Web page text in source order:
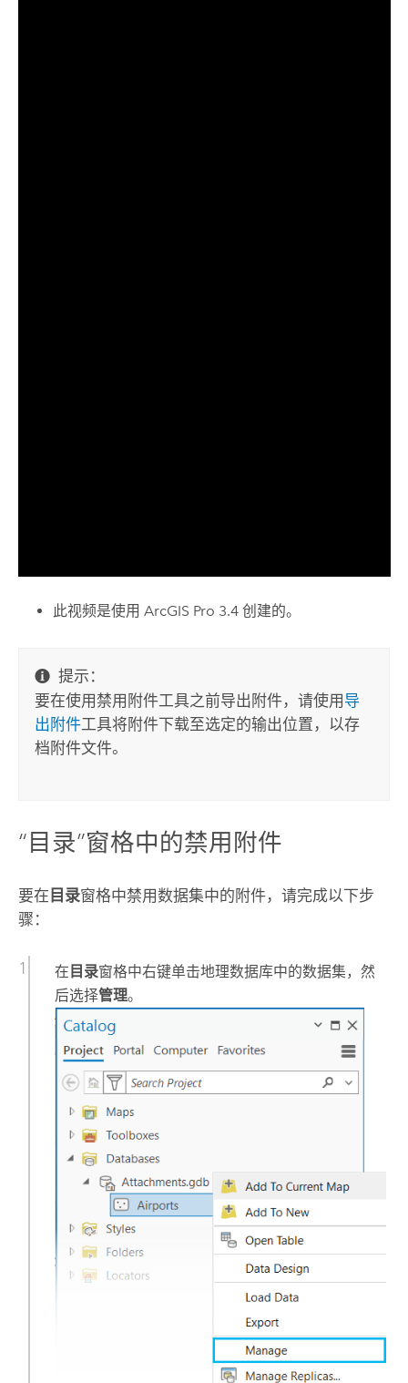
此视频是使用ArcGIS Pro 3.4 创建的。
提示：
要在使用禁用附件工具之前导出附件，请使用导
出附件工具将附件下载至选定的输出位置，以存
档附件文件。
“目录”窗格中的禁用附件
要在 目录窗格中禁用数据集中的附件，请完成以下步
骤：
在 目录窗格中右键单击地理数据库中的数据集，然
后选择管理。